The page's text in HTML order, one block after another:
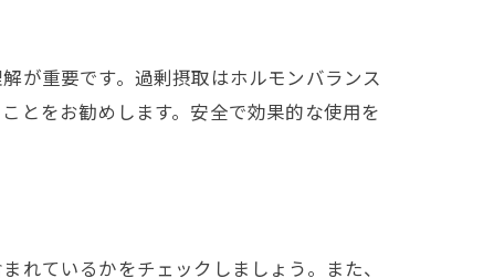
が重要です。過剰摂取はホルモンバランス
とをお勧めします。安全で効果的な使用を
れているかをチェックしましょう。また、